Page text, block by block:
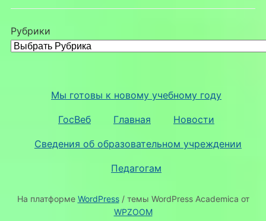
Рубрики
Мы готовы к новому учебному году
ГосВеб Главная Новости
Сведения об образовательном учреждении
Педагогам
На платформе WordPress/ темы WordPress Academica от
WPZOOM